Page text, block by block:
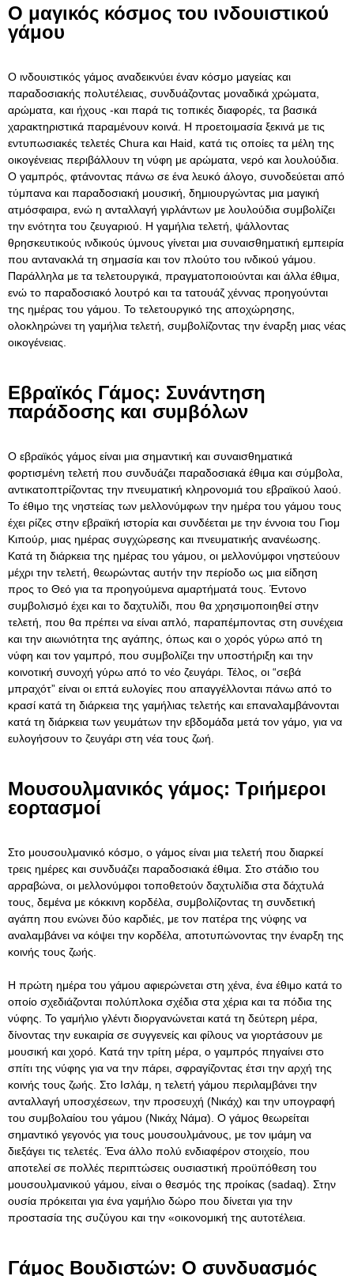
Ο μαγικός κόσμος του ινδουιστικού
γάμου
Ο ινδουιστικός γάμος αναδεικνύει έναν κόσμο μαγείας και
παραδοσιακής πολυτέλειας, συνδυάζοντας μοναδικά χρώματα,
αρώματα, και ήχους -και παρά τις τοπικές διαφορές, τα βασικά
χαρακτηριστικά παραμένουν κοινά. Η προετοιμασία ξεκινά με τις
εντυπωσιακές τελετές Chura και Haid, κατά τις οποίες τα μέλη της
οικογένειας περιβάλλουν τη νύφη με αρώματα, νερό και λουλούδια.
Ο γαμπρός, φτάνοντας πάνω σε ένα λευκό άλογο, συνοδεύεται από
τύμπανα και παραδοσιακή μουσική, δημιουργώντας μια μαγική
ατμόσφαιρα, ενώ η ανταλλαγή γιρλάντων με λουλούδια συμβολίζει
την ενότητα του ζευγαριού. Η γαμήλια τελετή, ψάλλοντας
θρησκευτικούς ινδικούς ύμνους γίνεται μια συναισθηματική εμπειρία
που αντανακλά τη σημασία και τον πλούτο του ινδικού γάμου.
Παράλληλα με τα τελετουργικά, πραγματοποιούνται και άλλα έθιμα,
ενώ το παραδοσιακό λουτρό και τα τατουάζ χέννας προηγούνται
της ημέρας του γάμου. Το τελετουργικό της αποχώρησης,
ολοκληρώνει τη γαμήλια τελετή, συμβολίζοντας την έναρξη μιας νέας
οικογένειας.
Εβραϊκός Γάμος: Συνάντηση
παράδοσης και συμβόλων
Ο εβραϊκός γάμος είναι μια σημαντική και συναισθηματικά
φορτισμένη τελετή που συνδυάζει παραδοσιακά έθιμα και σύμβολα,
αντικατοπτρίζοντας την πνευματική κληρονομιά του εβραϊκού λαού.
Το έθιμο της νηστείας των μελλονύμφων την ημέρα του γάμου τους
έχει ρίζες στην εβραϊκή ιστορία και συνδέεται με την έννοια του Γιομ
Κιπούρ, μιας ημέρας συγχώρεσης και πνευματικής ανανέωσης.
Κατά τη διάρκεια της ημέρας του γάμου, οι μελλονύμφοι νηστεύουν
μέχρι την τελετή, θεωρώντας αυτήν την περίοδο ως μια είδηση
προς το Θεό για τα προηγούμενα αμαρτήματά τους. Έντονο
συμβολισμό έχει και το δαχτυλίδι, που θα χρησιμοποιηθεί στην
τελετή, που θα πρέπει να είναι απλό, παραπέμποντας στη συνέχεια
και την αιωνιότητα της αγάπης, όπως και ο χορός γύρω από τη
νύφη και τον γαμπρό, που συμβολίζει την υποστήριξη και την
κοινοτική συνοχή γύρω από το νέο ζευγάρι. Τέλος, οι “σεβά
μπραχότ” είναι οι επτά ευλογίες που απαγγέλλονται πάνω από το
κρασί κατά τη διάρκεια της γαμήλιας τελετής και επαναλαμβάνονται
κατά τη διάρκεια των γευμάτων την εβδομάδα μετά τον γάμο, για να
ευλογήσουν το ζευγάρι στη νέα τους ζωή.
Μουσουλμανικός γάμος: Τριήμεροι
εορτασμοί
Στο μουσουλμανικό κόσμο, ο γάμος είναι μια τελετή που διαρκεί
τρεις ημέρες και συνδυάζει παραδοσιακά έθιμα. Στο στάδιο του
αρραβώνα, οι μελλονύμφοι τοποθετούν δαχτυλίδια στα δάχτυλά
τους, δεμένα με κόκκινη κορδέλα, συμβολίζοντας τη συνδετική
αγάπη που ενώνει δύο καρδιές, με τον πατέρα της νύφης να
αναλαμβάνει να κόψει την κορδέλα, αποτυπώνοντας την έναρξη της
κοινής τους ζωής.
Η πρώτη ημέρα του γάμου αφιερώνεται στη χένα, ένα έθιμο κατά το
οποίο σχεδιάζονται πολύπλοκα σχέδια στα χέρια και τα πόδια της
νύφης. Το γαμήλιο γλέντι διοργανώνεται κατά τη δεύτερη μέρα,
δίνοντας την ευκαιρία σε συγγενείς και φίλους να γιορτάσουν με
μουσική και χορό. Κατά την τρίτη μέρα, ο γαμπρός πηγαίνει στο
σπίτι της νύφης για να την πάρει, σφραγίζοντας έτσι την αρχή της
κοινής τους ζωής. Στο Ισλάμ, η τελετή γάμου περιλαμβάνει την
ανταλλαγή υποσχέσεων, την προσευχή (Νικάχ) και την υπογραφή
του συμβολαίου του γάμου (Νικάχ Νάμα). Ο γάμος θεωρείται
σημαντικό γεγονός για τους μουσουλμάνους, με τον ιμάμη να
διεξάγει τις τελετές. Ένα άλλο πολύ ενδιαφέρον στοιχείο, που
αποτελεί σε πολλές περιπτώσεις ουσιαστική προϋπόθεση του
μουσουλμανικού γάμου, είναι ο θεσμός της προίκας (sadaq). Στην
ουσία πρόκειται για ένα γαμήλιο δώρο που δίνεται για την
προστασία της συζύγου και την «οικονομική της αυτοτέλεια.
Γάμος Βουδιστών: Ο συνδυασμός